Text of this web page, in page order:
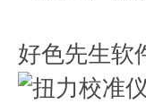
好色先生软